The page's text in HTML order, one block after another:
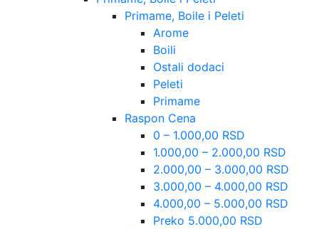
Primame, Boile i Peleti
Arome
Boili
Ostali dodaci
Peleti
Primame
Raspon Cena
0 – 1.000,00 RSD
1.000,00 – 2.000,00 RSD
2.000,00 – 3.000,00 RSD
3.000,00 – 4.000,00 RSD
4.000,00 – 5.000,00 RSD
Preko 5.000,00 RSD